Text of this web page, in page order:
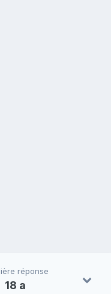
réponse
18 a